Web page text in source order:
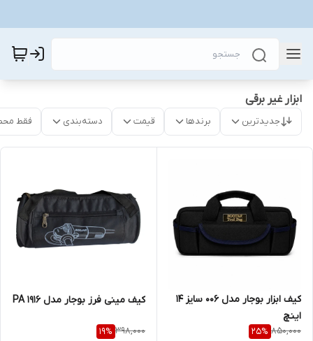
ابزار غیر برقی
جدیدترین برندها قیمت دسته‌بندی فقط
کیف ابزار بوجار مدل 006 سایز 14
اینچ
850,000
25%
کیف مينی فرز بوجار مدل PA 1916
398,000
19%